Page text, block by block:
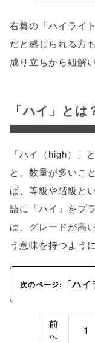
右翼の「ハイライ
だと感じられる方
成り立ちから紐解
「ハイ」とは
「ハイ（high）」
と、数量が多いこ
ば、等級や階級と
語に「ハイ」をプ
は、グレードが高
う意味を持つよう
次のページ: 「ハ
前
へ
1